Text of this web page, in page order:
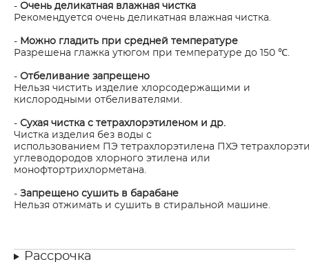
- Очень деликатная влажная чистка
Рекомендуется очень деликатная влажная чистка.
- Можно гладить при средней температуре
Разрешена глажка утюгом при температуре до 150 ℃.
- Отбеливание запрещено
Нельзя чистить изделие хлорсодержащими и
кислородными отбеливателями.
- Сухая чистка с тетрахлорэтиленом и др.
Чистка изделия без воды с
использованием ПЭ тетрахлорэтилена ПХЭ
углеводородов хлорного этилена или
монофтортрихлорметана.
- Запрещено сушить в барабане
Нельзя отжимать и сушить в стиральной машине.
Рассрочка